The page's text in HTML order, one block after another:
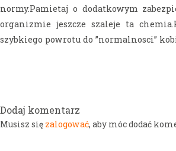
normy.Pamietaj o dodatkowym
organizmie jeszcze szaleje ta
szybkiego powrotu do ”normalnosci”
Dodaj komentarz
Musisz się zalogować, aby móc dodać